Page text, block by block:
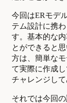
今回はERモデ
テム設計に携
す。基本的な
とができると
方は、簡単な
て実際に作成
チャレンジして
それでは今回